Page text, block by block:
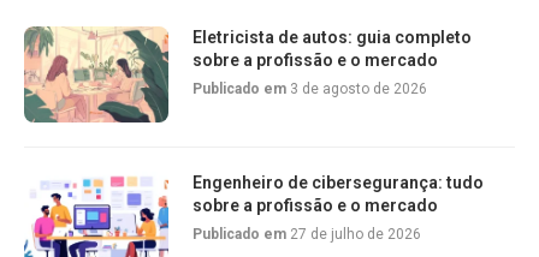
Eletricista de autos: guia completo
sobre a profissão e o mercado
Publicado em 3 de agosto de 2026
Engenheiro de cibersegurança: tudo
sobre a profissão e o mercado
Publicado em 27 de julho de 2026